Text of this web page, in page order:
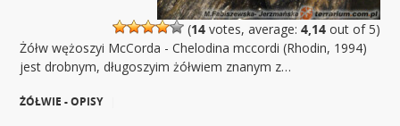
(14votes, average: 4,14out of 5)
Żółw wężoszyi McCorda - Chelodina mccordi (Rhodin, 1994)
jest drobnym, długoszyim żółwiem znanym z…
ŻÓŁWIE - OPISY